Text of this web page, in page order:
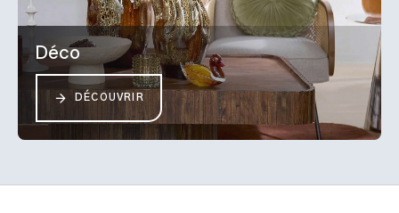
Déco
DÉCOUVRIR